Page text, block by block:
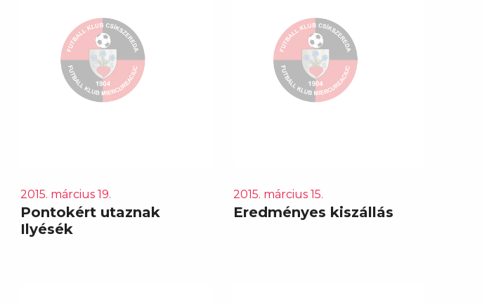
2015. március 19.
Pontokért utaznak
Ilyésék
2015. március 15.
Eredményes kiszállás